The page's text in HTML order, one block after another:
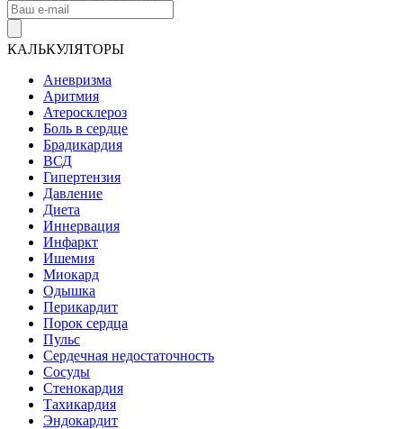
КАЛЬКУЛЯТОРЫ
Аневризма
Аритмия
Атеросклероз
Боль в сердце
Брадикардия
ВСД
Гипертензия
Давление
Диета
Иннервация
Инфаркт
Ишемия
Миокард
Одышка
Перикардит
Порок сердца
Пульс
Сердечная недостаточность
Сосуды
Стенокардия
Тахикардия
Эндокардит